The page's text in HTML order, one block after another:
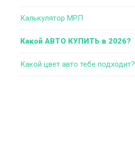
Калькулятор МРП
Какой АВТО КУПИТЬ в 2026?
Какой цвет авто тебе подходит?